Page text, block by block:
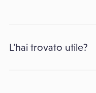
L’hai trovato utile?